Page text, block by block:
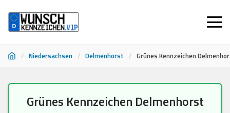
/ Niedersachsen / Delmenhorst / Grünes Kennzeichen
Grünes Kennzeichen Delmenhorst